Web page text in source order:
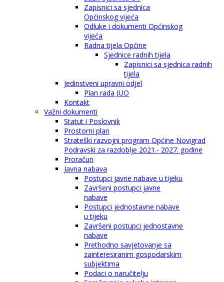
Zapisnici sa sjednica
Općinskog vijeća
Odluke i dokumenti Općinskog
vijeća
Radna tijela Općine
Sjednice radnih tijela
Zapisnici sa sjednica radnih
tijela
Jedinstveni upravni odjel
Plan rada JUO
Kontakt
Važni dokumenti
Statut i Poslovnik
Prostorni plan
Strateški razvojni program Općine Novigrad
Podravski za razdoblje 2021.- 2027. godine
Proračun
Javna nabava
Postupci javne nabave u tijeku
Završeni postupci javne
nabave
Postupci jednostavne nabave
u tijeku
Završeni postupci jednostavne
nabave
Prethodno savjetovanje sa
zainteresiranim gospodarskim
subjektima
Podaci o naručitelju